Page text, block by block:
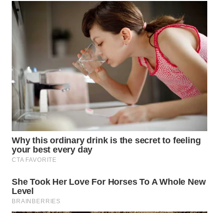
SUMEDANG
WN
KEPULAUAN
SERIBU
WN
WN
WN